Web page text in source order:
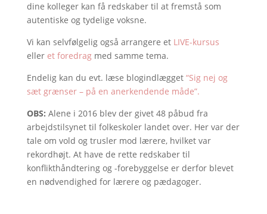
dine kolleger kan få redskaber til at fremstå som
autentiske og tydelige voksne.
Vi kan selvfølgelig også arrangere et LIVE-kursus
eller et foredragmed samme tema.
Endelig kan du evt. læse blogindlægget “Sig nej og
sæt grænser – på en anerkendende måde”.
OBS: Alene i 2016 blev der givet 48 påbud fra
arbejdstilsynet til folkeskoler landet over. Her var der
tale om vold og trusler mod lærere, hvilket var
rekordhøjt. At have de rette redskaber til
konflikthåndtering og -forebyggelse er derfor blevet
en nødvendighed for lærere og pædagoger.